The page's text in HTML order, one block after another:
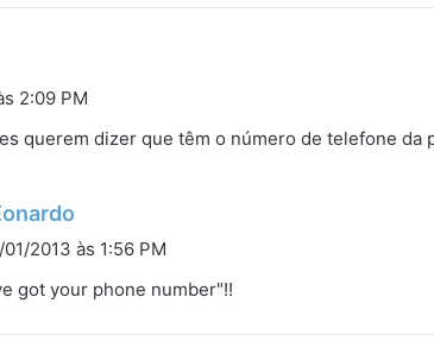
e
2:09 PM
querem dizer que têm o número de telefone da
i
e
2013 às 1:56 PM
got your phone number"!!